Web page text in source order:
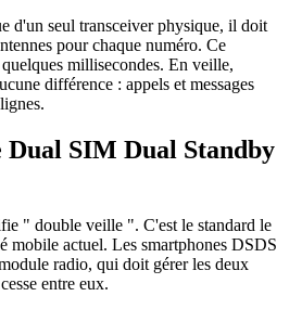
d'un seul transceiver physique, il doit
pour chaque numéro. Ce
millisecondes. En veille,
différence : appels et messages
Dual SIM Dual Standby
" double veille ". C'est le standard le
mobile actuel. Les smartphones DSDS
radio, qui doit gérer les deux
entre eux.